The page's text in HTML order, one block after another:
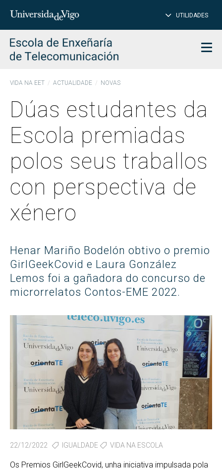
Introduce
para
buscar
UTILIDADES
VIDA NA EET ACTUALIDADE NOVAS
Dúas estudantes da
Escola premiadas
polos seus traballos
con perspectiva de
xénero
Henar Mariño Bodelón obtivo o premio
GirlGeekCovid e Laura González
Lemos foi a gañadora do concurso de
microrrelatos Contos-EME 2022.
22/12/2022 IGUALDADE VIDA NA ESCOLA
Os Premios GirlGeekCovid, unha iniciativa impulsada pola